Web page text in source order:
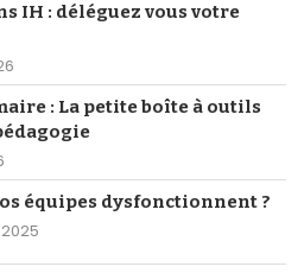
IH : déléguez vous votre
: La petite boîte à outils
équipes dysfonctionnent ?